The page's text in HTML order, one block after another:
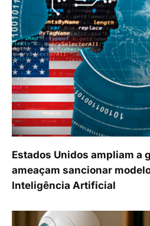
Estados Unidos ampliam a
ameaçam sancionar
Inteligência Artificial